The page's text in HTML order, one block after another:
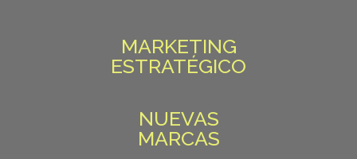
MARKETING
ESTRATÉGICO
NUEVAS
MARCAS